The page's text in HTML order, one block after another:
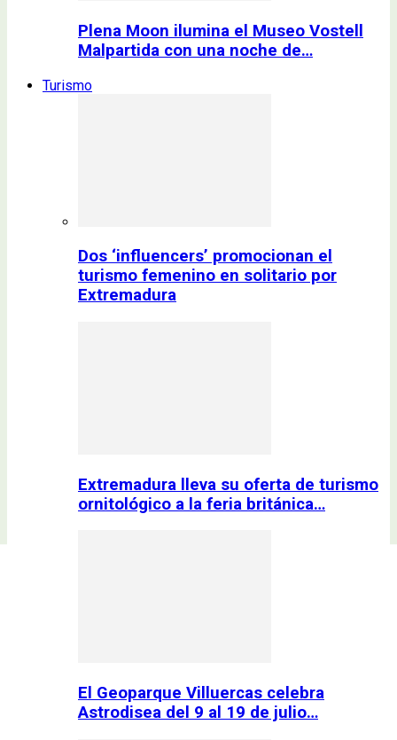
Plena Moon ilumina el Museo Vostell
Malpartida con una noche de…
Turismo
Dos ‘influencers’ promocionan el
turismo femenino en solitario por
Extremadura
Extremadura lleva su oferta de turismo
ornitológico a la feria británica…
El Geoparque Villuercas celebra
Astrodisea del 9 al 19 de julio…